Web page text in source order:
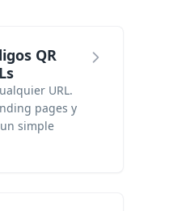
QR
URL.
pages y
simple